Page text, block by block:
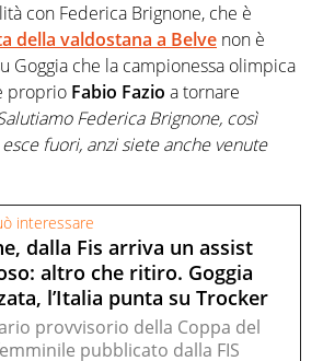
con Federica Brignone, che è
della valdostana a Belve non è
Goggia che la campionessa olimpica
proprio Fabio Fazio a tornare
Federica Brignone, così
fuori, anzi siete anche venute
interessare
dalla Fis arriva un assist
altro che ritiro. Goggia
l’Italia punta su Trocker
provvisorio della Coppa del
pubblicato dalla FIS